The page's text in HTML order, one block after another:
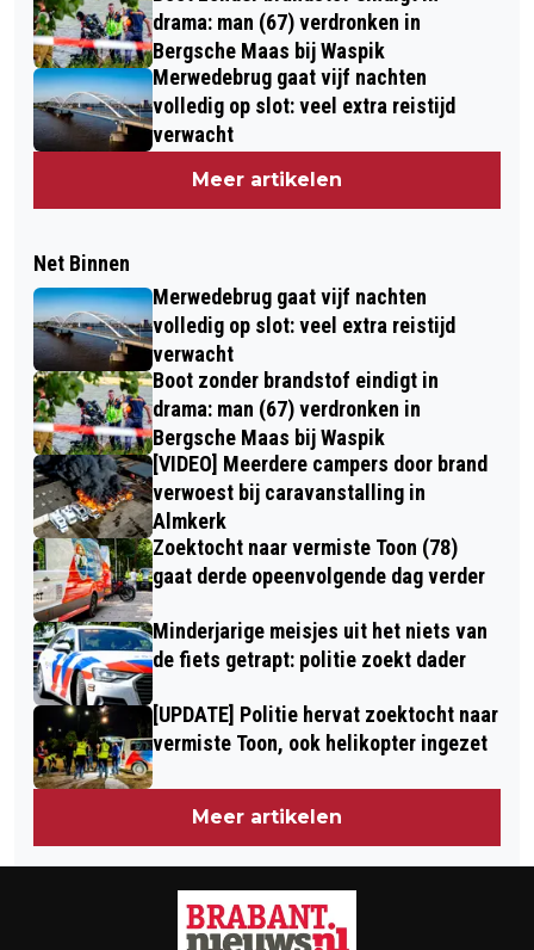
drama: man (67) verdronken in
Bergsche Maas bij Waspik
Merwedebrug gaat vijf nachten
volledig op slot: veel extra reistijd
verwacht
Meer artikelen
Net Binnen
Merwedebrug gaat vijf nachten
volledig op slot: veel extra reistijd
verwacht
Boot zonder brandstof eindigt in
drama: man (67) verdronken in
Bergsche Maas bij Waspik
[VIDEO] Meerdere campers door brand
verwoest bij caravanstalling in
Almkerk
Zoektocht naar vermiste Toon (78)
gaat derde opeenvolgende dag verder
Minderjarige meisjes uit het niets van
de fiets getrapt: politie zoekt dader
[UPDATE] Politie hervat zoektocht naar
vermiste Toon, ook helikopter ingezet
Meer artikelen